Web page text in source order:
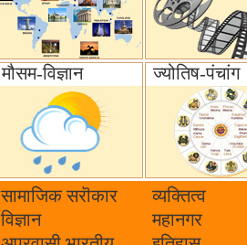
मौसम-विज्ञान ज्योतिष-पंचांग
सामाजिक सरॊकार‌
व्यक्तित्व
विज्ञान
महानगर